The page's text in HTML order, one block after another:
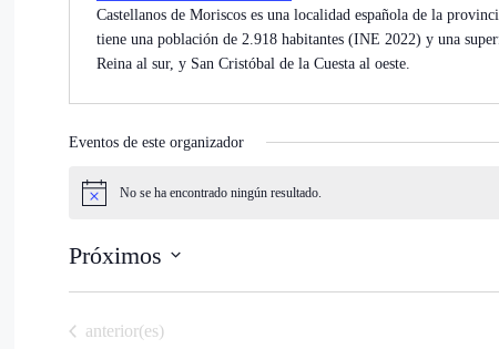
Castellanos de Moriscos es una localidad española de la
tiene una población de 2.918 habitantes (INE 2022) y una
Reina al sur, y San Cristóbal de la Cuesta al oeste.
Eventos de este organizador
Aviso No se ha encontrado ningún resultado.
Próximos
fecha.Eventos
anterior(es)